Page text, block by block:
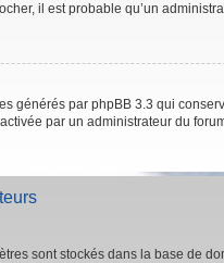
il est probable qu’un
générés par phpBB 3.3 qui
par un administrateur du
sont stockés dans la base de